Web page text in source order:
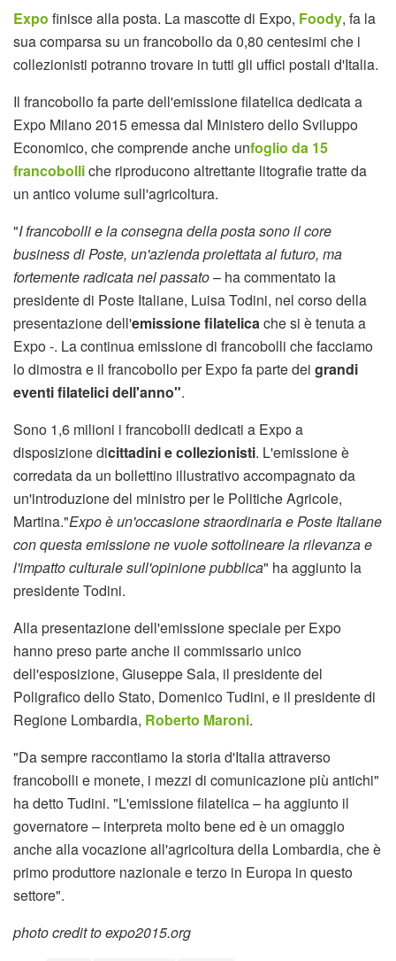
Expo finisce alla posta. La mascotte di Expo, Foody, fa la
sua comparsa su un francobollo da 0,80 centesimi che i
collezionisti potranno trovare in tutti gli uffici postali d'Italia.
Il francobollo fa parte dell'emissione filatelica dedicata a
Expo Milano 2015 emessa dal Ministero dello Sviluppo
Economico, che comprende anche unfoglio da 15
francobolliche riproducono altrettante litografie tratte da
un antico volume sull'agricoltura.
"I francobolli e la consegna della posta sono il core
business di Poste, un'azienda proiettata al futuro, ma
fortemente radicata nel passato– ha commentato la
presidente di Poste Italiane, Luisa Todini, nel corso della
presentazione dell'emissione filatelicache si è tenuta a
Expo -. La continua emissione di francobolli che facciamo
lo dimostra e il francobollo per Expo fa parte dei grandi
eventi filatelici dell'anno".
Sono 1,6 milioni i francobolli dedicati a Expo a
disposizione dicittadini e collezionisti. L'emissione è
corredata da un bollettino illustrativo accompagnato da
un'introduzione del ministro per le Politiche Agricole,
Martina."Expo è un'occasione straordinaria e Poste Italiane
con questa emissione ne vuole sottolineare la rilevanza e
l'impatto culturale sull'opinione pubblica" ha aggiunto la
presidente Todini.
Alla presentazione dell'emissione speciale per Expo
hanno preso parte anche il commissario unico
dell'esposizione, Giuseppe Sala, il presidente del
Poligrafico dello Stato, Domenico Tudini, e il presidente di
Regione Lombardia, Roberto Maroni.
"Da sempre raccontiamo la storia d'Italia attraverso
francobolli e monete, i mezzi di comunicazione più antichi"
ha detto Tudini. "L'emissione filatelica – ha aggiunto il
governatore – interpreta molto bene ed è un omaggio
anche alla vocazione all'agricoltura della Lombardia, che è
primo produttore nazionale e terzo in Europa in questo
settore".
photo credit to expo2015.org